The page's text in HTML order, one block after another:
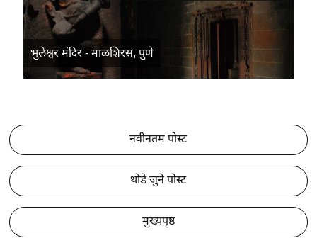
भुलेश्वर मंदिर - माळशिरस, पुणे
नवीनतम पोस्ट
थोडे जुने पोस्ट
मुख्यपृष्ठ